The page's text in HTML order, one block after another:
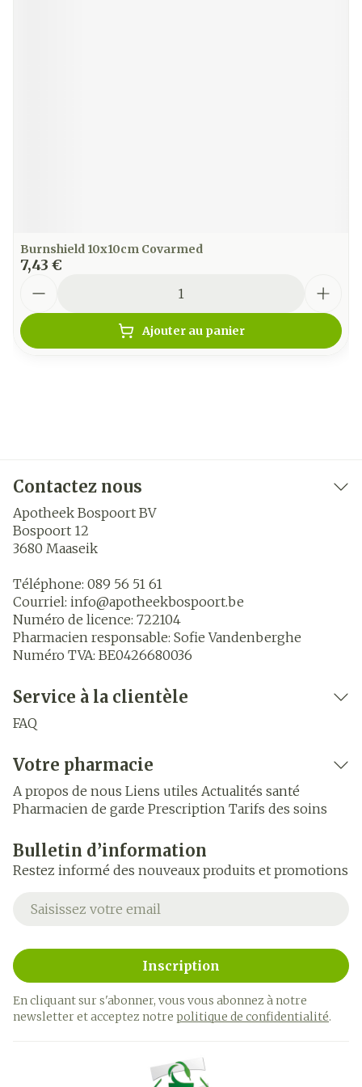
Burnshield 10x10cm Covarmed
7,43 €
Ajouter au panier
Contactez nous
Apotheek Bospoort BV
Bospoort 12
3680 Maaseik
Téléphone: 089 56 51 61
Courriel: info@apotheekbospoort.be
Numéro de licence: 722104
Pharmacien responsable: Sofie Vandenberghe
Numéro TVA: BE0426680036
Service à la clientèle
FAQ
Votre pharmacie
A propos de nous Liens utiles Actualités santé
Pharmacien de garde Prescription Tarifs des soins
Bulletin d’information
Restez informé des nouveaux produits et promotions
Adresse mail
Inscription
En cliquant sur s'abonner, vous vous abonnez à notre
newsletter et acceptez notre politique de confidentialité.